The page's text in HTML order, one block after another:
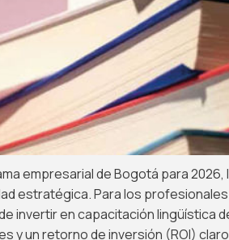
empresarial de Bogotá para
estratégica. Para los
invertir en capacitación lingüística
y un retorno de inversión (ROI)